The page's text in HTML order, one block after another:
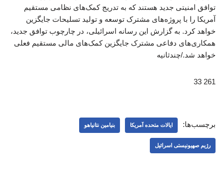
توافق امنیتی جدید هستند که به تدریج کمک‌های نظامی مستقیم
آمریکا را با پروژه‌های مشترک توسعه و تولید تسلیحات جایگزین
خواهد کرد. به گزارش این رسانه اسرائیلی، در چارچوب توافق جدید،
همکاری‌های دفاعی مشترک جایگزین کمک‌های مالی مستقیم فعلی
خواهد شد./چندثانیه
261 33
برچسب‌ها: ایالات متحده آمریکا بنیامین نتانیاهو
رژیم صهیونیستی اسرائیل